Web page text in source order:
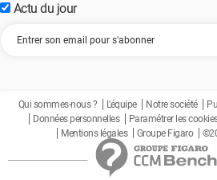
Actu du jour
Qui sommes-nous ? L'équipe Notre société
Données personnelles
Paramétrer les
Mentions légales
Groupe Figaro